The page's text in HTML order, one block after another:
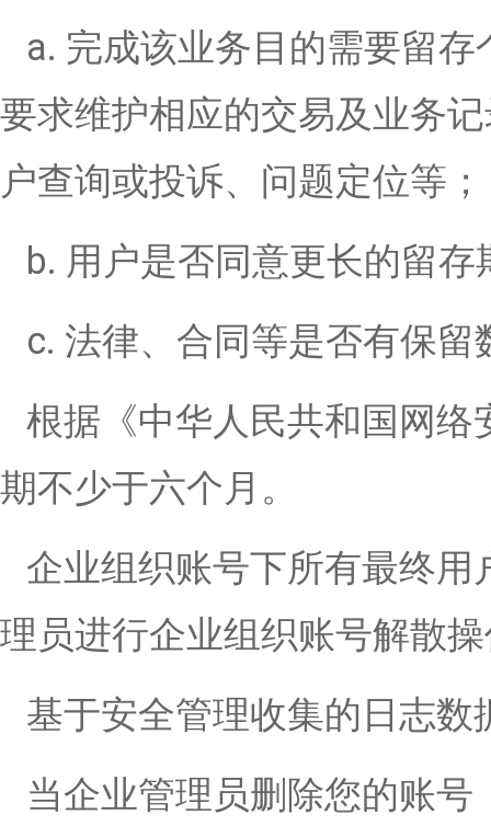
a. 完成该业务目的需要留
要求维护相应的交易及业务
户查询或投诉、问题定位等；
b. 用户是否同意更长的留存
c. 法律、合同等是否有保
根据《中华人民共和国网
期不少于六个月。
企业组织账号下所有最终
理员进行企业组织账号解散
基于安全管理收集的日志
当企业管理员删除您的账